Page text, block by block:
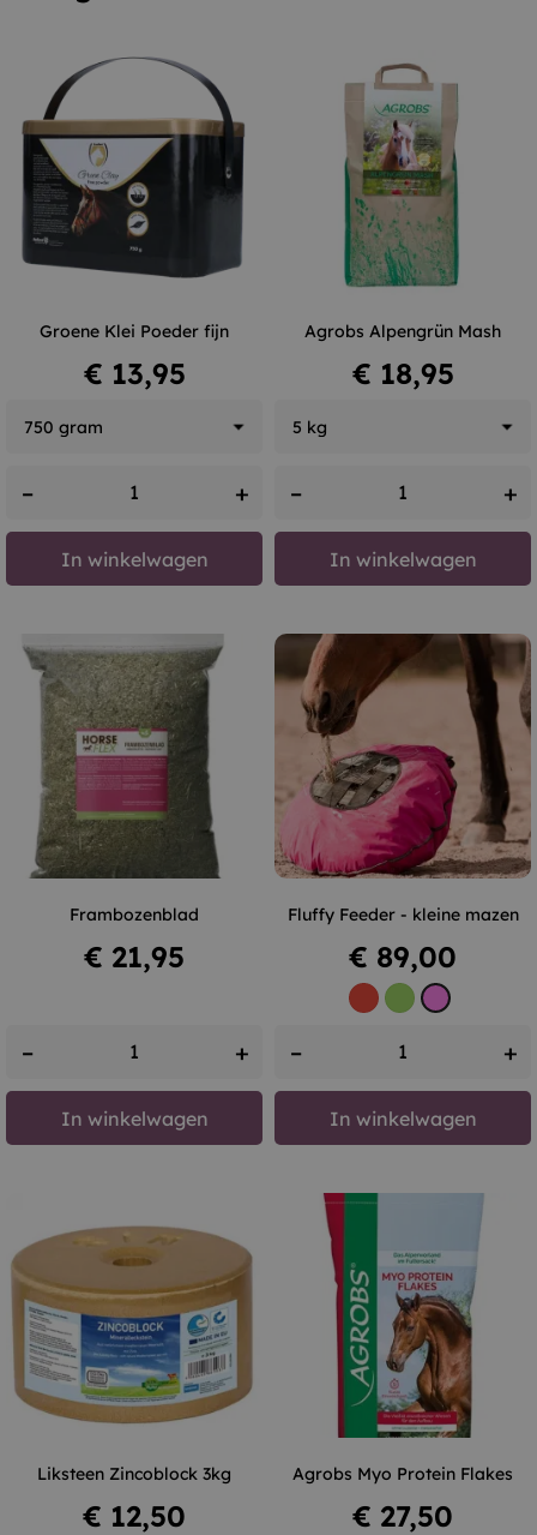
Groene Klei Poeder fijn
Prijs
€ 13,95
– +
In winkelwagen
Agrobs Alpengrün Mash
Prijs
€ 18,95
– +
In winkelwagen
Frambozenblad
Prijs
€ 21,95
– +
In winkelwagen
Fluffy Feeder - kleine mazen
Prijs
€ 89,00
RoodGroenRoze
– +
In winkelwagen
Liksteen Zincoblock 3kg
Prijs
€ 12,50
Agrobs Myo Protein Flakes
Prijs
€ 27,50